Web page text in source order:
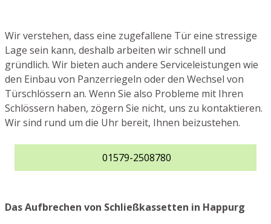
Wir verstehen, dass eine zugefallene Tür eine stressige
Lage sein kann, deshalb arbeiten wir schnell und
gründlich. Wir bieten auch andere Serviceleistungen wie
den Einbau von Panzerriegeln oder den Wechsel von
Türschlössern an. Wenn Sie also Probleme mit Ihren
Schlössern haben, zögern Sie nicht, uns zu kontaktieren.
Wir sind rund um die Uhr bereit, Ihnen beizustehen.
01579-2508780
Das Aufbrechen von Schließkassetten in Happurg